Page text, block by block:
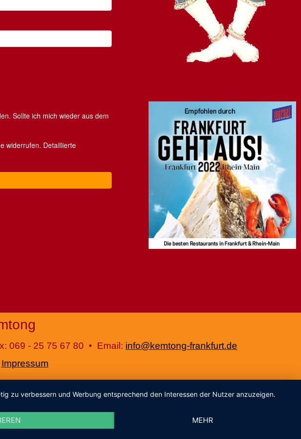
069 - 25 75 67 80 • Email: info@kemtong-frankfurt.de
Impressum
zu verbessern und Werbung entsprechend den Interessen der Nutzer anzuzeigen.
MEHR